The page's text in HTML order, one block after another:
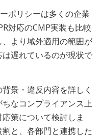
ポリシーは多くの企業
対応のCMP実装も比較
より域外適用の範囲が
遅れているのが現状で
景・違反内容を詳しく
なコンプライアンス上
策について検討しま
と、各部門と連携した